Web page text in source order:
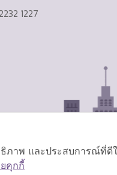
1227
ภาพ และประสบการณ์ที่
คุกกี้